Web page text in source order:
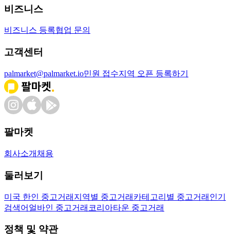
비즈니스
비즈니스 등록협업 문의
고객센터
palmarket@palmarket.io민원 접수지역 오픈 등록하기
팔마켓
회사소개 채용
둘러보기
미국 한인 중고거래 지역별 중고거래 카테고리별 중고거래 인기
검색어 얼바인 중고거래 코리아타운 중고거래
정책 및 약관